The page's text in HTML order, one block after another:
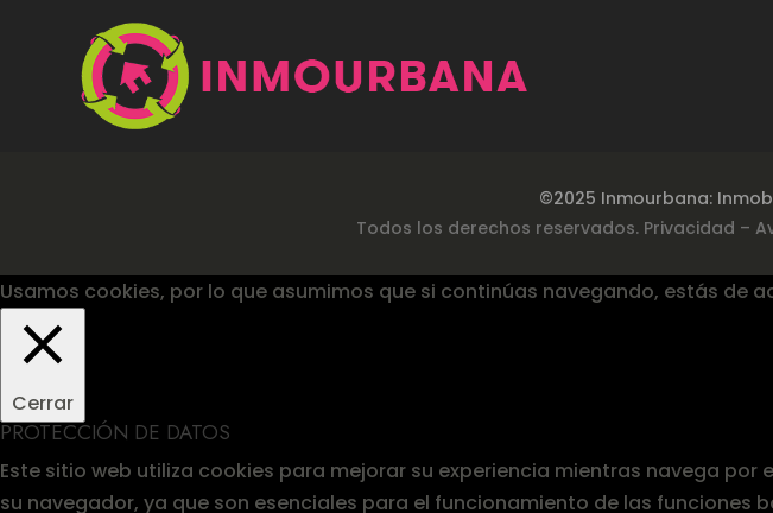
©2025 Inmourbana:
Todos los derechos reservados. Privacidad –
Usamos cookies, por lo que asumimos que si continúas navegando, estás de
Cerrar
PROTECCIÓN DE DATOS
Este sitio web utiliza cookies para mejorar su experiencia mientras navega
su navegador, ya que son esenciales para el funcionamiento de las